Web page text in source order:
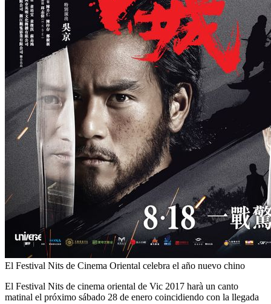
El Festival Nits de Cinema Oriental celebra el año nuevo chino
El Festival Nits de cinema oriental de Vic 2017 harà un canto
matinal el próximo sábado 28 de enero coincidiendo con la llegada